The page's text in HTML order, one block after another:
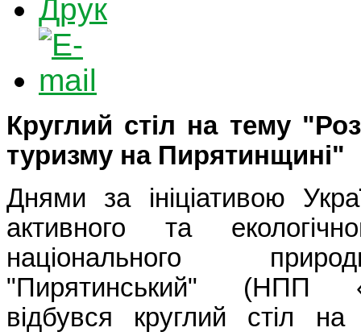
Круглий стіл на тему
туризму на Пирятинщині"
Днями за ініціативою
активного та
національного
"Пирятинський" (НПП
відбувся круглий стіл